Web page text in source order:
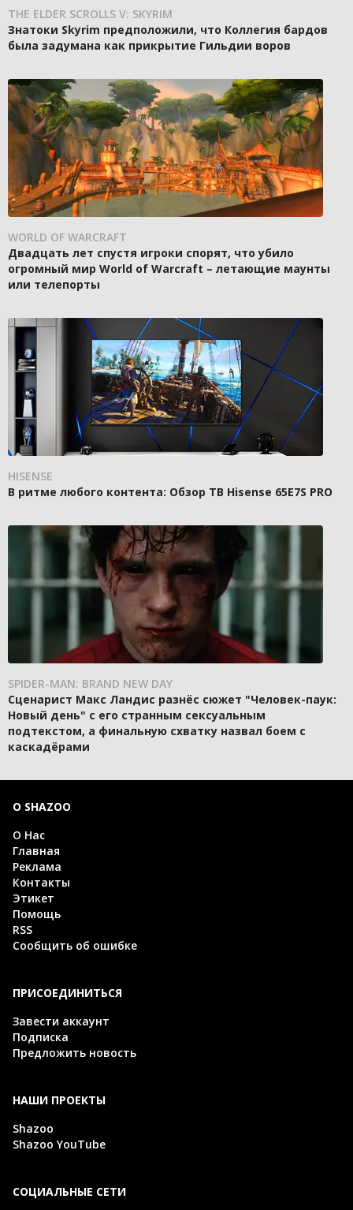
THE ELDER SCROLLS V: SKYRIM
Знатоки Skyrim предположили, что Коллегия бардов
была задумана как прикрытие Гильдии воров
WORLD OF WARCRAFT
Двадцать лет спустя игроки спорят, что убило
огромный мир World of Warcraft – летающие маунты
или телепорты
HISENSE
В ритме любого контента: Обзор ТВ Hisense 65E7S PRO
SPIDER-MAN: BRAND NEW DAY
Сценарист Макс Ландис разнёс сюжет "Человек-паук:
Новый день" с его странным сексуальным
подтекстом, а финальную схватку назвал боем с
каскадёрами
О SHAZOO
О Нас
Главная
Реклама
Контакты
Этикет
Помощь
RSS
Сообщить об ошибке
ПРИСОЕДИНИТЬСЯ
Завести аккаунт
Подписка
Предложить новость
НАШИ ПРОЕКТЫ
Shazoo
Shazoo YouTube
СОЦИАЛЬНЫЕ СЕТИ